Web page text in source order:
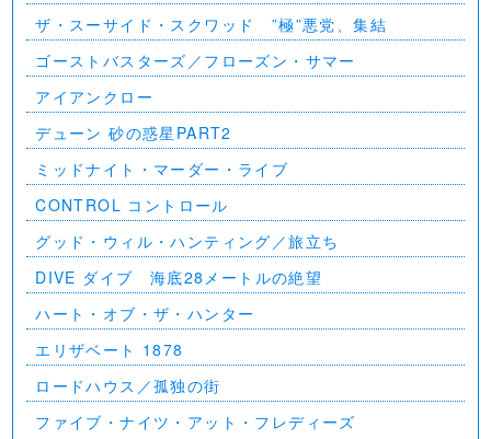
ザ・スーサイド・スクワッド ”極”悪党、集結
ゴーストバスターズ／フローズン・サマー
アイアンクロー
デューン 砂の惑星PART2
ミッドナイト・マーダー・ライブ
CONTROL コントロール
グッド・ウィル・ハンティング／旅立ち
DIVE ダイブ 海底28メートルの絶望
ハート・オブ・ザ・ハンター
エリザベート 1878
ロードハウス／孤独の街
ファイブ・ナイツ・アット・フレディーズ